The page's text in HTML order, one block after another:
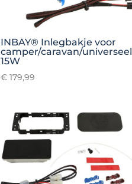
INBAY® Inlegbakje voor
camper/caravan/universeel
15W
€ 179,99